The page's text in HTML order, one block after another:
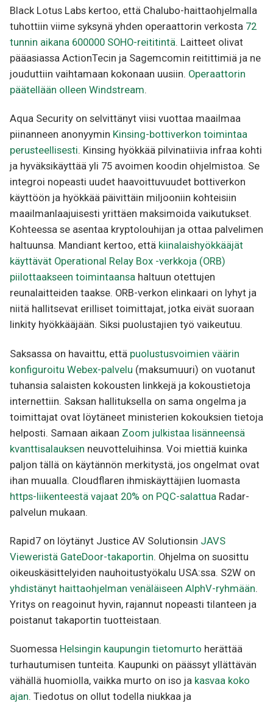
Black Lotus Labs kertoo, että Chalubo-haittaohjelmalla
tuhottiin viime syksynä yhden operaattorin verkosta 72
tunnin aikana 600000 SOHO-reititintä. Laitteet olivat
pääasiassa ActionTecin ja Sagemcomin reitittimiä ja ne
jouduttiin vaihtamaan kokonaan uusiin. Operaattorin
päätellään olleen Windstream.
Aqua Security on selvittänyt viisi vuottaa maailmaa
piinanneen anonyymin Kinsing-bottiverkon toimintaa
perusteellisesti. Kinsing hyökkää pilvinatiivia infraa kohti
ja hyväksikäyttää yli 75 avoimen koodin ohjelmistoa. Se
integroi nopeasti uudet haavoittuvuudet bottiverkon
käyttöön ja hyökkää päivittäin miljooniin kohteisiin
maailmanlaajuisesti yrittäen maksimoida vaikutukset.
Kohteessa se asentaa kryptolouhijan ja ottaa palvelimen
haltuunsa. Mandiant kertoo, että kiinalaishyökkääjät
käyttävät Operational Relay Box -verkkoja (ORB)
piilottaakseen toimintaansa haltuun otettujen
reunalaitteiden taakse. ORB-verkon elinkaari on lyhyt ja
niitä hallitsevat erilliset toimittajat, jotka eivät suoraan
linkity hyökkääjään. Siksi puolustajien työ vaikeutuu.
Saksassa on havaittu, että puolustusvoimien väärin
konfiguroitu Webex-palvelu (maksumuuri) on vuotanut
tuhansia salaisten kokousten linkkejä ja kokoustietoja
internettiin. Saksan hallituksella on sama ongelma ja
toimittajat ovat löytäneet ministerien kokouksien tietoja
helposti. Samaan aikaan Zoom julkistaa lisänneensä
kvanttisalauksen neuvotteluihinsa. Voi miettiä kuinka
paljon tällä on käytännön merkitystä, jos ongelmat ovat
ihan muualla. Cloudflaren ihmiskäyttäjien luomasta
https-liikenteestä vajaat 20% on PQC-salattua Radar-
palvelun mukaan.
Rapid7 on löytänyt Justice AV Solutionsin JAVS
Vieweristä GateDoor-takaportin. Ohjelma on suosittu
oikeuskäsittelyiden nauhoitustyökalu USA:ssa. S2W on
yhdistänyt haittaohjelman venäläiseen AlphV-ryhmään.
Yritys on reagoinut hyvin, rajannut nopeasti tilanteen ja
poistanut takaportin tuotteistaan.
Suomessa Helsingin kaupungin tietomurto herättää
turhautumisen tunteita. Kaupunki on päässyt yllättävän
vähällä huomiolla, vaikka murto on iso ja kasvaa koko
ajan. Tiedotus on ollut todella niukkaa ja